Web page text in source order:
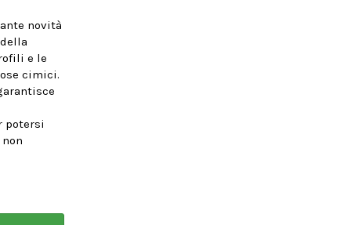
novità
e le
cimici.
potersi